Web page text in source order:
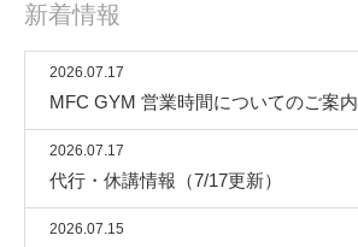
新着情報
2026.07.17
MFC GYM 営業時間についてのご案内
2026.07.17
代行・休講情報（7/17更新）
2026.07.15